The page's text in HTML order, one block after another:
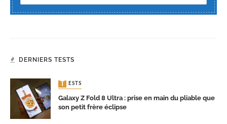
DERNIERS TESTS
TESTS
Galaxy Z Fold 8 Ultra : prise en main du pliable que
son petit frère éclipse